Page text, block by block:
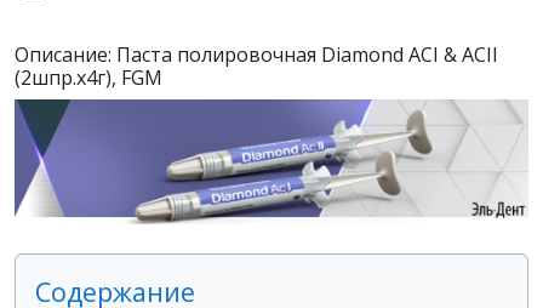
Описание: Паста полировочная Diamond ACI & ACII
(2шпр.х4г), FGM
Содержание